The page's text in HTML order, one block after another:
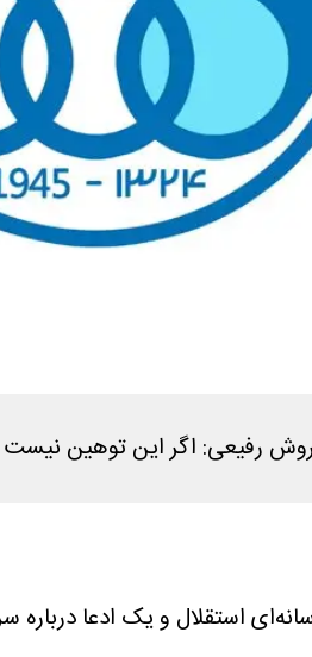
رفیعی: اگر این توهین
استقلال و یک ادعا